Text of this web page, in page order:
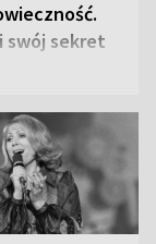
swój sekret